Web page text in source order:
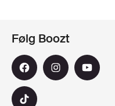
Følg Boozt